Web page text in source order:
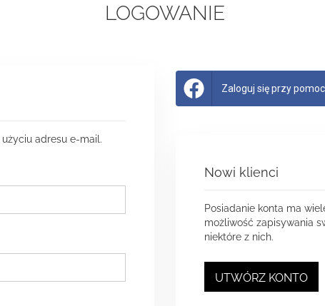
LOGOWANIE
adresu e-mail.
Zaloguj się przy pomocy
Nowi klienci
Posiadanie konta ma
możliwość zapisywania
niektóre z nich.
UTWÓRZ KONTO